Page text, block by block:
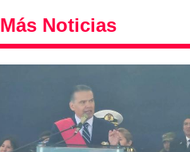
Más Noticias